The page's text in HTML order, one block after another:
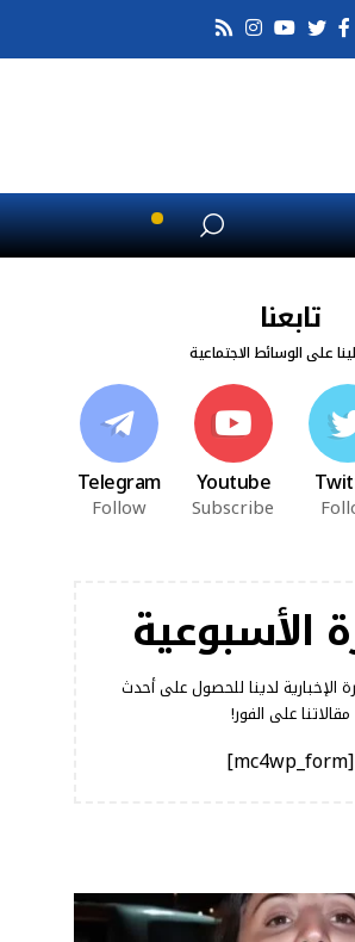
تابعنا
على الوسائط الاجتماعية
Youtube
Subscribe
Telegram
Follow
الأسبوعية
الإخبارية لدينا للحصول على أحدث
مقالاتنا على الفور!
[mc4wp_form]